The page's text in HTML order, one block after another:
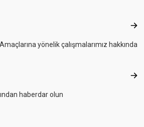
yönelik çalışmalarımız hakkında
İş
haberdar olun